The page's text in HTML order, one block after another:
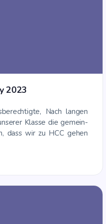
2023
Nach lan­gen
Klas­se die gemein­
dass wir zu HCC gehen